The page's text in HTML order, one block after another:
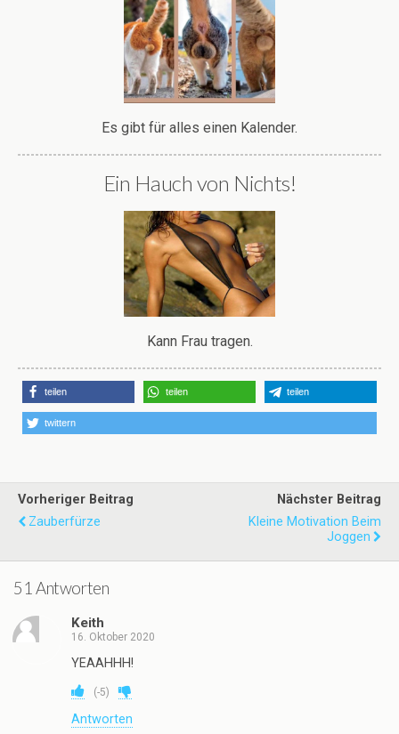
Es gibt für alles einen Kalender.
Ein Hauch von Nichts!
Kann Frau tragen.
teilen teilen teilen
twittern
Vorheriger Beitrag
Zauberfürze
Nächster Beitrag
Kleine Motivation Beim
Joggen
51 Antworten
Keith
16. Oktober 2020
YEAAHHH!
(-5)
Antworten